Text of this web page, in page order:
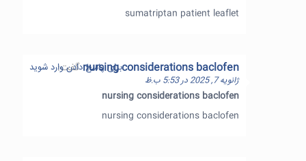
sumatriptan patient leaflet
nursing considerations baclofen گفت:
ژانویه 7, 2025 در 5:53 ب.ظ
nursing considerations baclofen
nursing considerations baclofen
برای پاسخ دادن وارد شوید